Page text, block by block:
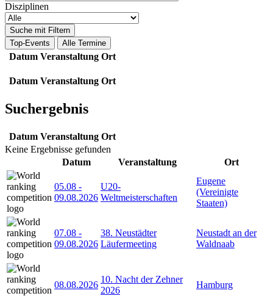
Disziplinen
Suche mit Filtern
Top-Events
Alle Termine
Datum Veranstaltung Ort
Datum Veranstaltung Ort
Suchergebnis
Datum Veranstaltung Ort
Keine Ergebnisse gefunden
Datum
Veranstaltung Ort
05.08 -
09.08.2026
U20-
Weltmeisterschaften
Eugene
(Vereinigte
Staaten)
07.08 -
09.08.2026
38. Neustädter
Läufermeeting
Neustadt an der
Waldnaab
08.08.2026
10. Nacht der Zehner
2026
Hamburg